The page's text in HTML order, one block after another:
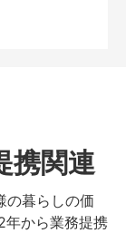
携関連
の暮らしの価
から業務提携